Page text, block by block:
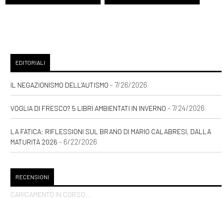
EDITORIALI
IL NEGAZIONISMO DELL'AUTISMO - 7/26/2026
VOGLIA DI FRESCO? 5 LIBRI AMBIENTATI IN INVERNO - 7/24/2026
LA FATICA: RIFLESSIONI SUL BRANO DI MARIO CALABRESI, DALLA
MATURITÀ 2026 - 6/22/2026
RECENSIONI
CARICAMENTO IN CORSO...